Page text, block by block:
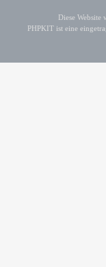
Diese
PHPKIT ist eine